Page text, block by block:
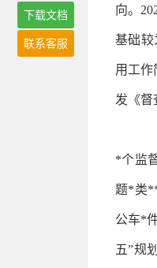
向。
基础较
用工作
发《督
*个监
题*类
公车*
五”规
下载文档
联系客服